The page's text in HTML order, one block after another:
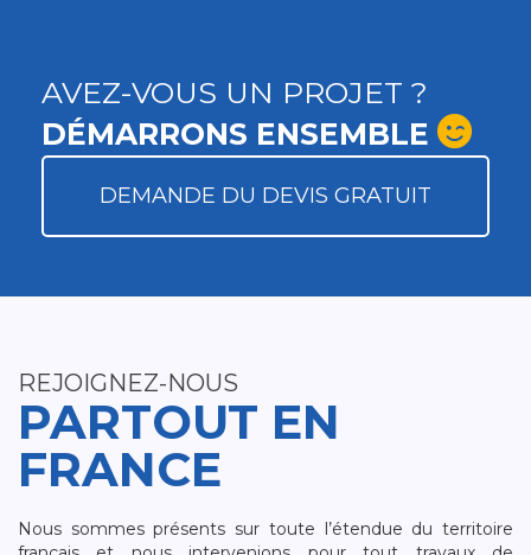
AVEZ-VOUS UN PROJET ?
DÉMARRONS ENSEMBLE
DEMANDE DU DEVIS GRATUIT
REJOIGNEZ-NOUS
PARTOUT EN
FRANCE
Nous sommes présents sur toute l’étendue du territoire